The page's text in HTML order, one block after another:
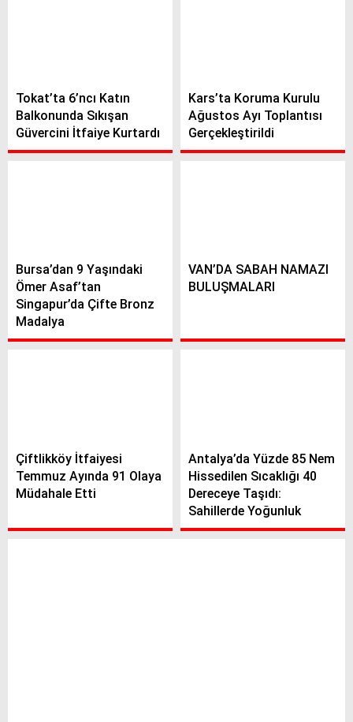
Tokat’ta 6’ncı Katın
Balkonunda Sıkışan
Güvercini İtfaiye Kurtardı
Kars’ta Koruma Kurulu
Ağustos Ayı Toplantısı
Gerçekleştirildi
Bursa’dan 9 Yaşındaki
Ömer Asaf’tan
Singapur’da Çifte Bronz
Madalya
VAN’DA SABAH NAMAZI
BULUŞMALARI
Çiftlikköy İtfaiyesi
Temmuz Ayında 91 Olaya
Müdahale Etti
Antalya’da Yüzde 85 Nem
Hissedilen Sıcaklığı 40
Dereceye Taşıdı:
Sahillerde Yoğunluk